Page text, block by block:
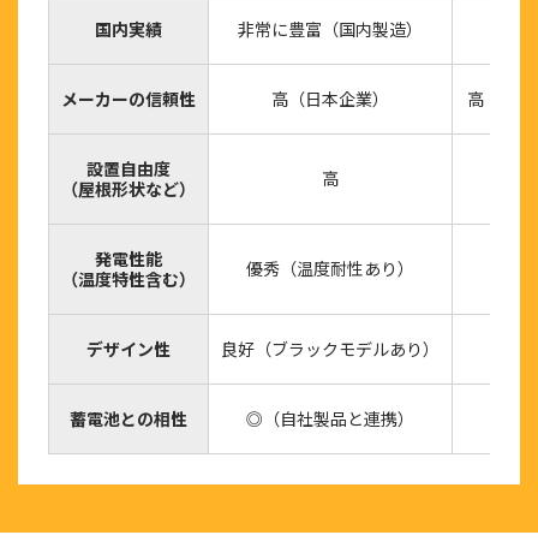
国内実績 非常に豊富（国内製造）
メーカーの信頼性 高（日本企業） 高（世
設置自由度
（屋根形状など）
高
発電性能
（温度特性含む）
優秀（温度耐性あり）
デザイン性 良好（ブラックモデルあり）
蓄電池との相性 ◎（自社製品と連携）